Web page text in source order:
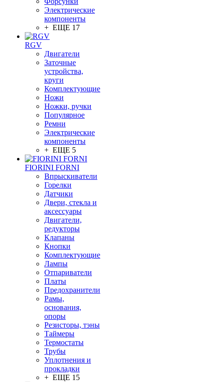
Электрические
компоненты
+ ЕЩЕ 17
RGV
Двигатели
Заточные
устройства,
круги
Комплектующие
Ножи
Ножки, ручки
Популярное
Ремни
Электрические
компоненты
+ ЕЩЕ 5
FIORINI FORNI
Впрыскиватели
Горелки
Датчики
Двери, стекла и
аксессуары
Двигатели,
редукторы
Клапаны
Кнопки
Комплектующие
Лампы
Отпариватели
Платы
Предохранители
Рамы,
основания,
опоры
Резисторы, тэны
Таймеры
Термостаты
Трубы
Уплотнения и
прокладки
+ ЕЩЕ 15